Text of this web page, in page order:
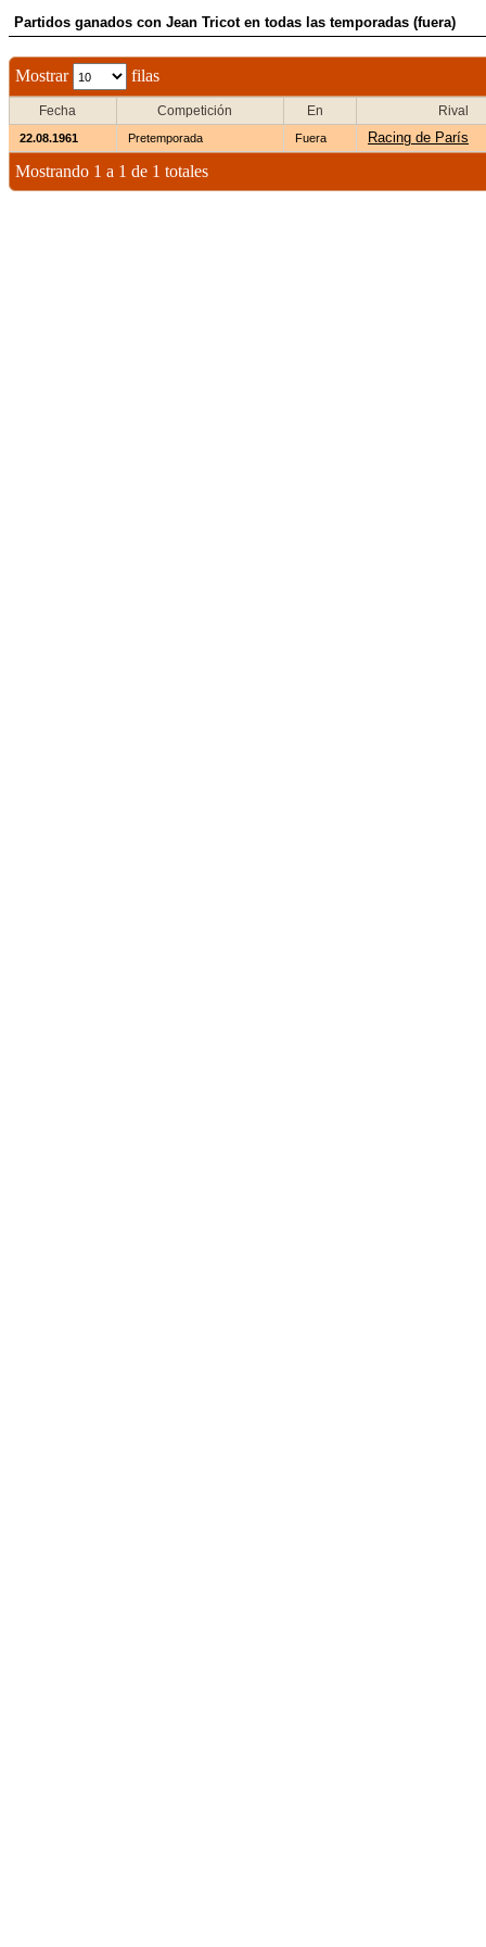
Partidos ganados con Jean Tricot en todas las temporadas (fuera)
Mostrar filas
Fecha Competición En Rival
22.08.1961 Pretemporada Fuera Racing de París
Mostrando 1 a 1 de 1 totales